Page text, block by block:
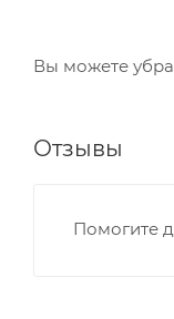
Вы можете
Отзывы
Помогите